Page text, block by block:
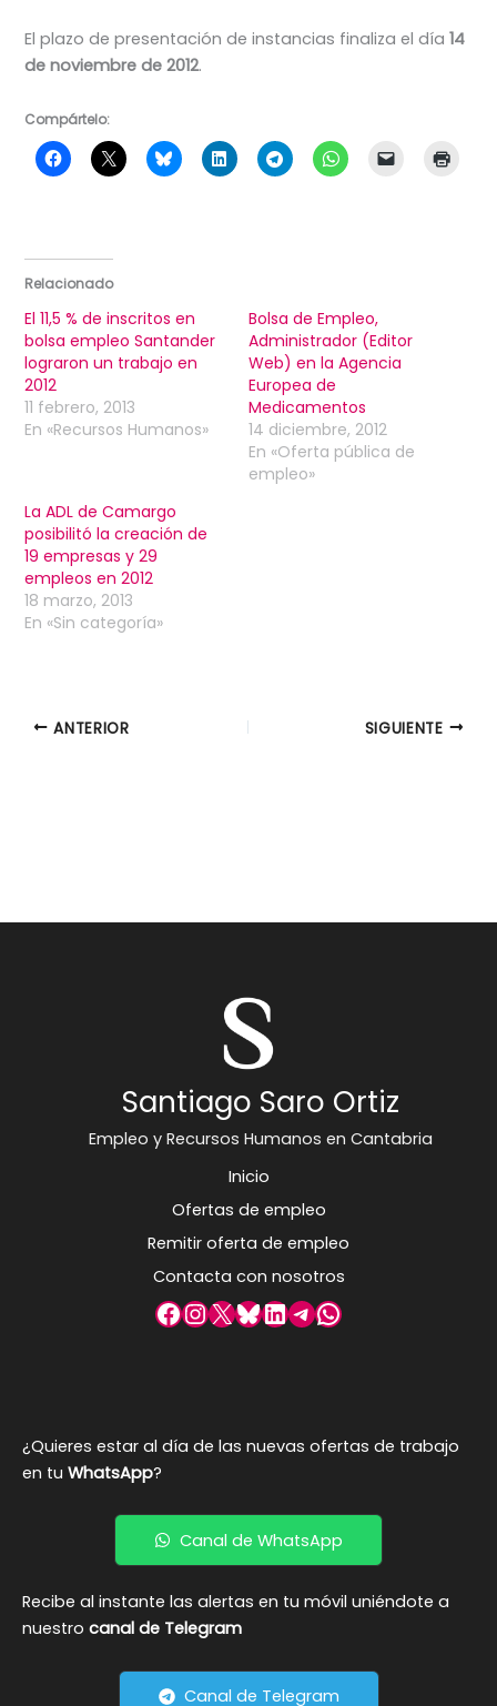
El plazo de presentación de instancias finaliza el día14
de noviembre de 2012.
Compártelo:
Relacionado
El 11,5 % de inscritos en
bolsa empleo Santander
lograron un trabajo en
2012
11 febrero, 2013
En «Recursos Humanos»
Bolsa de Empleo,
Administrador (Editor
Web) en la Agencia
Europea de
Medicamentos
14 diciembre, 2012
En «Oferta pública de
empleo»
La ADL de Camargo
posibilitó la creación de
19 empresas y 29
empleos en 2012
18 marzo, 2013
En «Sin categoría»
ANTERIOR SIGUIENTE
Santiago Saro Ortiz
Empleo y Recursos Humanos en Cantabria
Inicio
Ofertas de empleo
Remitir oferta de empleo
Contacta con nosotros
Facebook
Instagram
X Bluesky
LinkedIn
Telegram
WhatsApp
¿Quieres estar al día de las nuevas ofertas de trabajo
en tu WhatsApp?
Canal de WhatsApp
Recibe al instante las alertas en tu móvil uniéndote a
nuestro canal de Telegram
Canal de Telegram